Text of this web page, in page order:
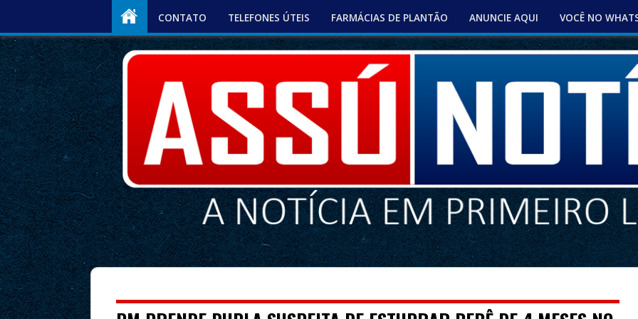
CONTATO TELEFONES ÚTEIS FARMÁCIAS DE PLANTÃO ANUNCIE AQUI VOCÊ NO